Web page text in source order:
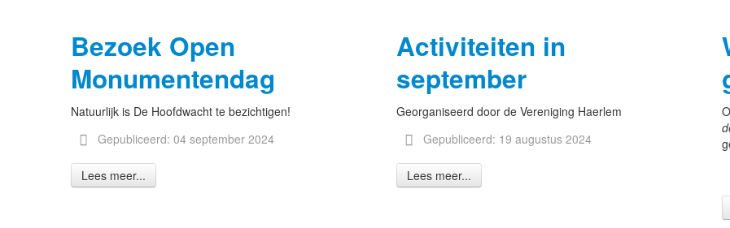
Bezoek Open
Monumentendag
Natuurlijk is De Hoofdwacht te bezichtigen!
Gepubliceerd: 04 september 2024
Lees meer...
Activiteiten in
september
Georganiseerd door de Vereniging Haerlem
Gepubliceerd: 19 augustus 2024
Lees meer...